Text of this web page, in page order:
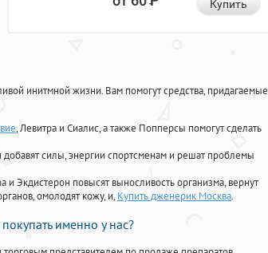
Купить
инитмной жизни. Вам помогут средства, придагаемые
, Левитра и Сиалис, а также Попперсы помогут сделать
силы, энергии спортсменам и решат проблемы
Экдистерон повысят выносливость организма, вернут
омолодят кожу, и, Купить дженерик Москва.
именно у нас?